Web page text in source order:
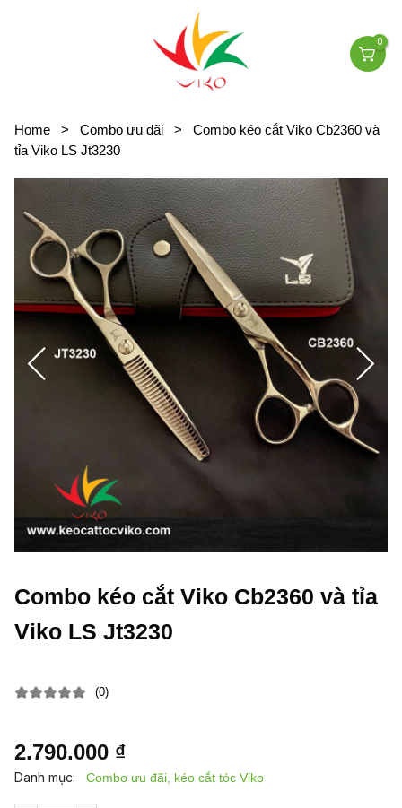
0
Home > Combo ưu đãi >
Combo kéo cắt Viko Cb2360 và
tỉa Viko LS Jt3230
Combo kéo cắt Viko Cb2360 và tỉa
Viko LS Jt3230
(0)
2.790.000 ₫
Danh mục: Combo ưu đãi, kéo cắt tóc Viko